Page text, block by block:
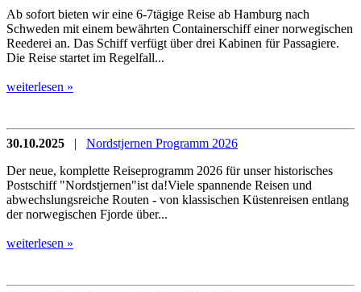
Ab sofort bieten wir eine 6-7tägige Reise ab Hamburg nach
Schweden mit einem bewährten Containerschiff einer norwegischen
Reederei an. Das Schiff verfügt über drei Kabinen für Passagiere.
Die Reise startet im Regelfall...
weiterlesen »
30.10.2025 | Nordstjernen Programm 2026
Der neue, komplette Reiseprogramm 2026 für unser historisches
Postschiff "Nordstjernen"ist da!Viele spannende Reisen und
abwechslungsreiche Routen - von klassischen Küstenreisen entlang
der norwegischen Fjorde über...
weiterlesen »